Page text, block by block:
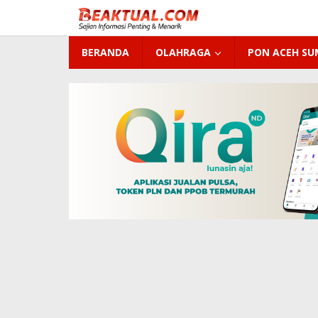
konten
BERANDA OLAHRAGA PON ACEH